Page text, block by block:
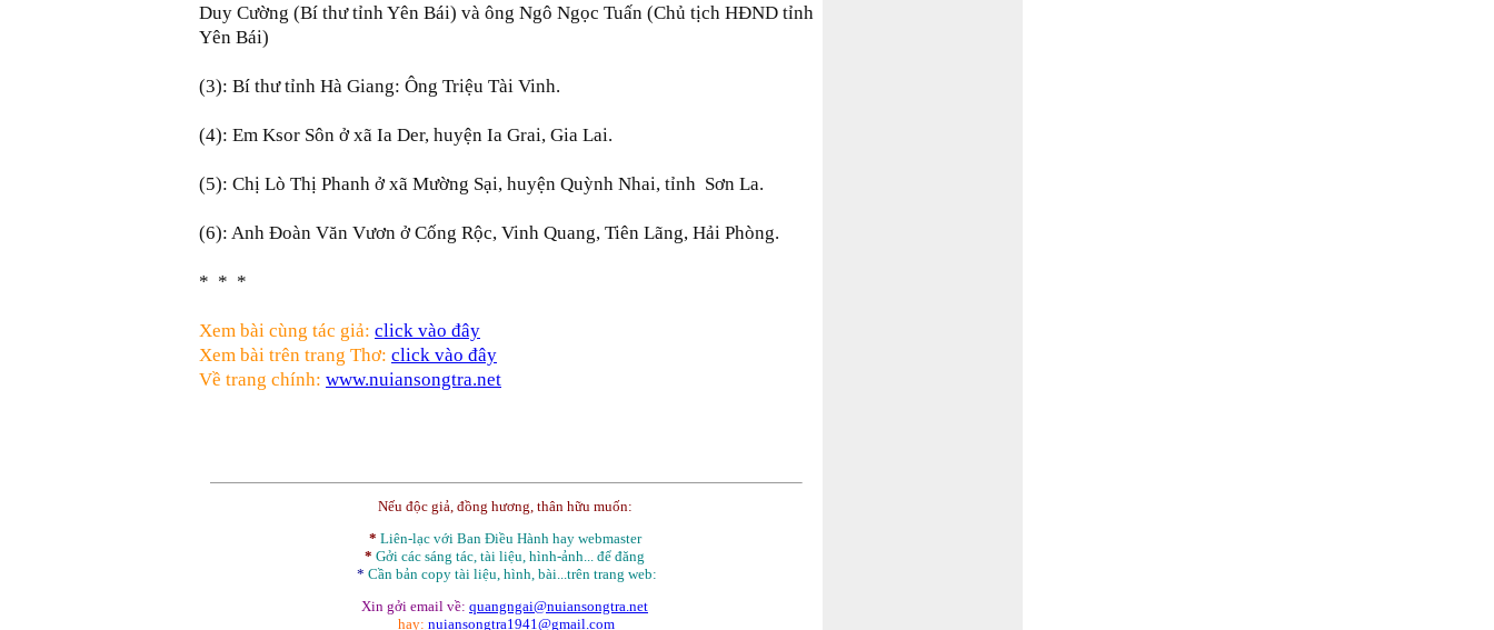
Duy Cường (Bí thư tỉnh Yên Bái) và ông Ngô Ngọc Tuấn (Chủ tịch HĐND tỉnh
Yên Bái)
(3): Bí thư tỉnh Hà Giang: Ông Triệu Tài Vinh.
(4): Em Ksor Sôn ở xã Ia Der, huyện Ia Grai, Gia Lai.
(5): Chị Lò Thị Phanh ở xã Mường Sại, huyện Quỳnh Nhai, tỉnh Sơn La.
(6): Anh Đoàn Văn Vươn ở Cống Rộc, Vinh Quang, Tiên Lãng, Hải Phòng.
* * *
Xem bài cùng tác giả: click vào đây
Xem bài trên trang Thơ: click vào đây
Về trang chính: www.nuiansongtra.net
Nếu độc giả, đồng hương, thân hữu muốn:
* Liên-lạc với Ban Điều Hành hay webmaster
* Gởi các sáng tác, tài liệu, hình-ảnh... để đăng
* Cần bản copy tài liệu, hình, bài...trên trang web:
Xin gởi email về: quangngai@nuiansongtra.net
hay: nuiansongtra1941@gmail.com